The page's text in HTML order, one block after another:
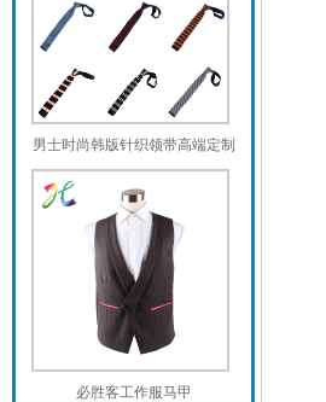
男士时尚韩版针织领带高端定制
必胜客工作服马甲